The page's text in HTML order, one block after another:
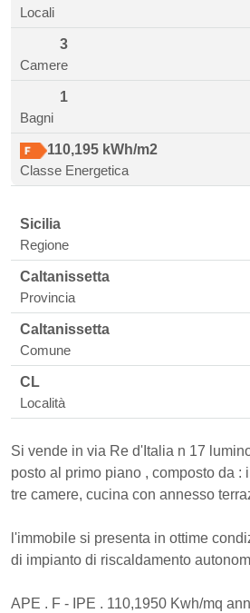
Locali
3
Camere
1
Bagni
110,195 kWh/m2
Classe Energetica
Sicilia
Regione
Caltanissetta
Provincia
Caltanissetta
Comune
CL
Località
Si vende in via Re d'Italia n 17
posto al primo piano , composto da :
tre camere, cucina con annesso
l'immobile si presenta in ottime
di impianto di riscaldamento
APE . F - IPE . 110,1950 Kwh/mq